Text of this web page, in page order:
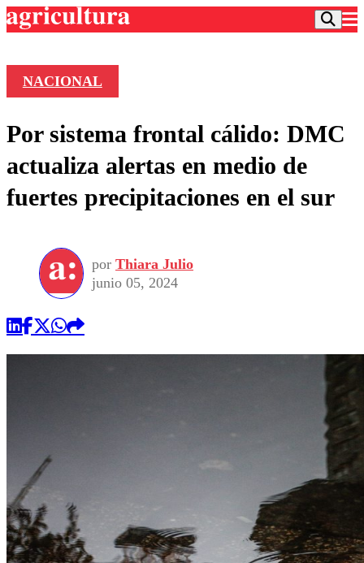
Frecuencias
Agricultura TV
Deportes
Colo Colo
Seleccion Chilena
Torneo Internacional
Universidad de Chile
Entretención
Economía
Internacional
Sustentabilidad
Publicaciones en medios
Opinión
NACIONAL
Por sistema frontal cálido: DMC
actualiza alertas en medio de
fuertes precipitaciones en el sur
por Thiara Julio
junio 05, 2024